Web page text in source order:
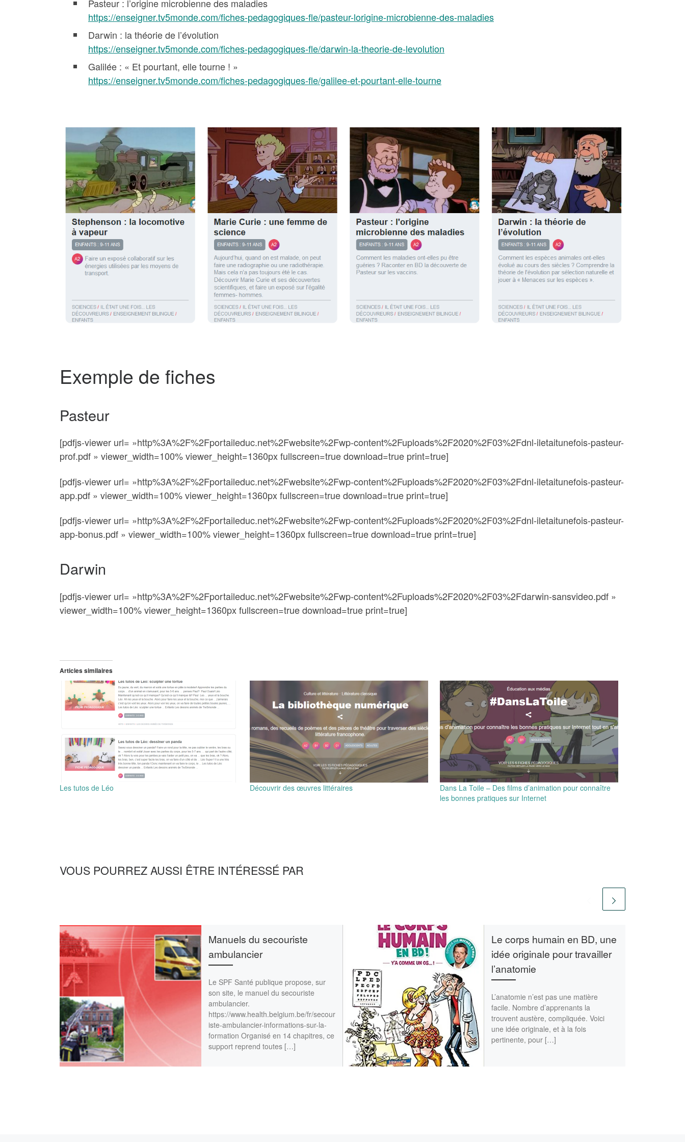
Pasteur : l’origine microbienne des maladies
https://enseigner.tv5monde.com/fiches-pedagogiques-fle/pasteur-lorigine-microbienne-des-maladies
Darwin : la théorie de l’évolution
https://enseigner.tv5monde.com/fiches-pedagogiques-fle/darwin-la-theorie-de-levolution
Galilée : « Et pourtant, elle tourne ! »
https://enseigner.tv5monde.com/fiches-pedagogiques-fle/galilee-et-pourtant-elle-tourne
Exemple de fiches
Pasteur
[pdfjs-viewer url= »http%3A%2F%2Fportaileduc.net%2Fwebsite%2Fwp-content%2Fuploads%2F2020%2F03%2Fdnl-iletaitunefois-pasteur-
prof.pdf » viewer_width=100% viewer_height=1360px fullscreen=true download=true print=true]
[pdfjs-viewer url= »http%3A%2F%2Fportaileduc.net%2Fwebsite%2Fwp-content%2Fuploads%2F2020%2F03%2Fdnl-iletaitunefois-pasteur-
app.pdf » viewer_width=100% viewer_height=1360px fullscreen=true download=true print=true]
[pdfjs-viewer url= »http%3A%2F%2Fportaileduc.net%2Fwebsite%2Fwp-content%2Fuploads%2F2020%2F03%2Fdnl-iletaitunefois-pasteur-
app-bonus.pdf » viewer_width=100% viewer_height=1360px fullscreen=true download=true print=true]
Darwin
[pdfjs-viewer url= »http%3A%2F%2Fportaileduc.net%2Fwebsite%2Fwp-content%2Fuploads%2F2020%2F03%2Fdarwin-sansvideo.pdf »
viewer_width=100% viewer_height=1360px fullscreen=true download=true print=true]
Articles similaires
Les tutos de Léo Découvrir des œuvres littéraires
Dans La Toile – Des films d’animation pour connaître
les bonnes pratiques sur Internet
VOUS POURREZ AUSSI ÊTRE INTÉRESSÉ PAR
Manuels du secouriste
ambulancier
Le SPF Santé publique propose, sur
son site, le manuel du secouriste
ambulancier.
https://www.health.belgium.be/fr/secour
iste-ambulancier-informations-sur-la-
formation Organisé en 14 chapitres, ce
support reprend toutes […]
Le corps humain en BD, une
idée originale pour travailler
l’anatomie
L’anatomie n’est pas une matière
facile. Nombre d’apprenants la
trouvent austère, compliquée. Voici
une idée originale, et à la fois
pertinente, pour […]